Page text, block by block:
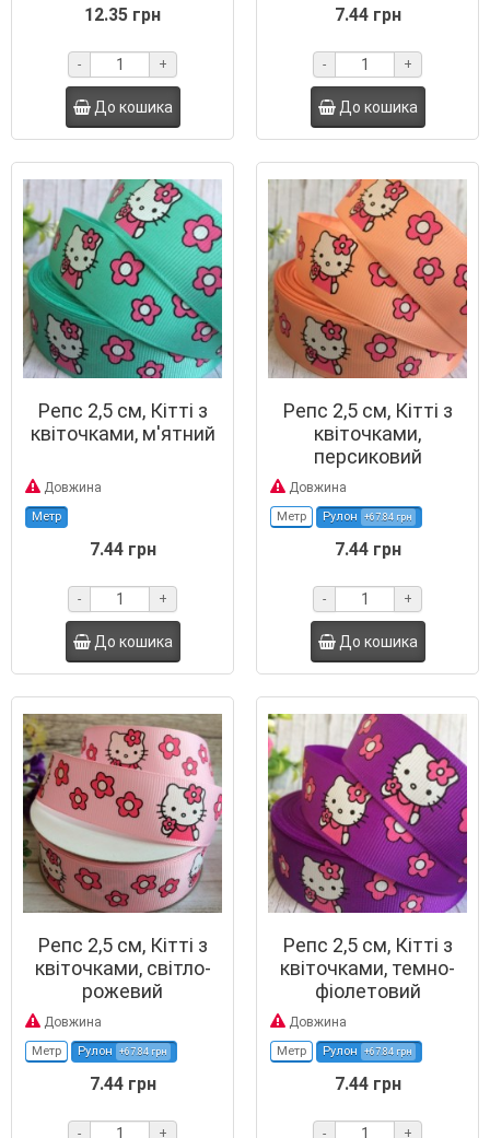
12.35 грн
- +
До кошика
7.44 грн
- +
До кошика
Репс 2,5 см, Кітті з
квіточками, м'ятний
Довжина
Метр
7.44 грн
- +
До кошика
Репс 2,5 см, Кітті з
квіточками,
персиковий
Довжина
Метр Рулон +67.84 грн
7.44 грн
- +
До кошика
Репс 2,5 см, Кітті з
квіточками, світло-
рожевий
Довжина
Метр Рулон +67.84 грн
7.44 грн
- +
Репс 2,5 см, Кітті з
квіточками, темно-
фіолетовий
Довжина
Метр Рулон +67.84 грн
7.44 грн
- +